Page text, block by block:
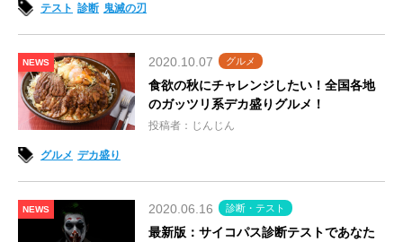
テスト 診断 鬼滅の刃
NEWS 2020.10.07 グルメ
食欲の秋にチャレンジしたい！全国各地
のガッツリ系デカ盛りグルメ！
投稿者：じんじん
グルメ デカ盛り
NEWS 2020.06.16 診断・テスト
最新版：サイコパス診断テストであなた